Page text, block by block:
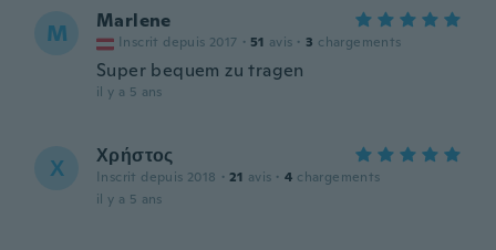
M Marlene
Inscrit depuis 2017 · 51 avis · 3 chargements
Super bequem zu tragen
il y a 5 ans
Χ Χρήστος
Inscrit depuis 2018 · 21 avis · 4 chargements
il y a 5 ans